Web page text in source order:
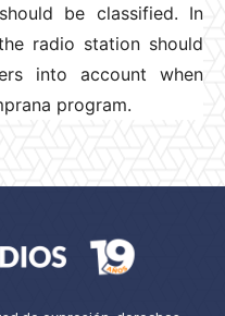
be classified. In
radio station should
into account when
program.